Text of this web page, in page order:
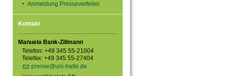
Anmeldung Presseverteiler
Kontakt
Manuela Bank-Zillmann
Telefon: +49 345 55-21004
Telefax: +49 345 55-27404
presse@uni-halle.de